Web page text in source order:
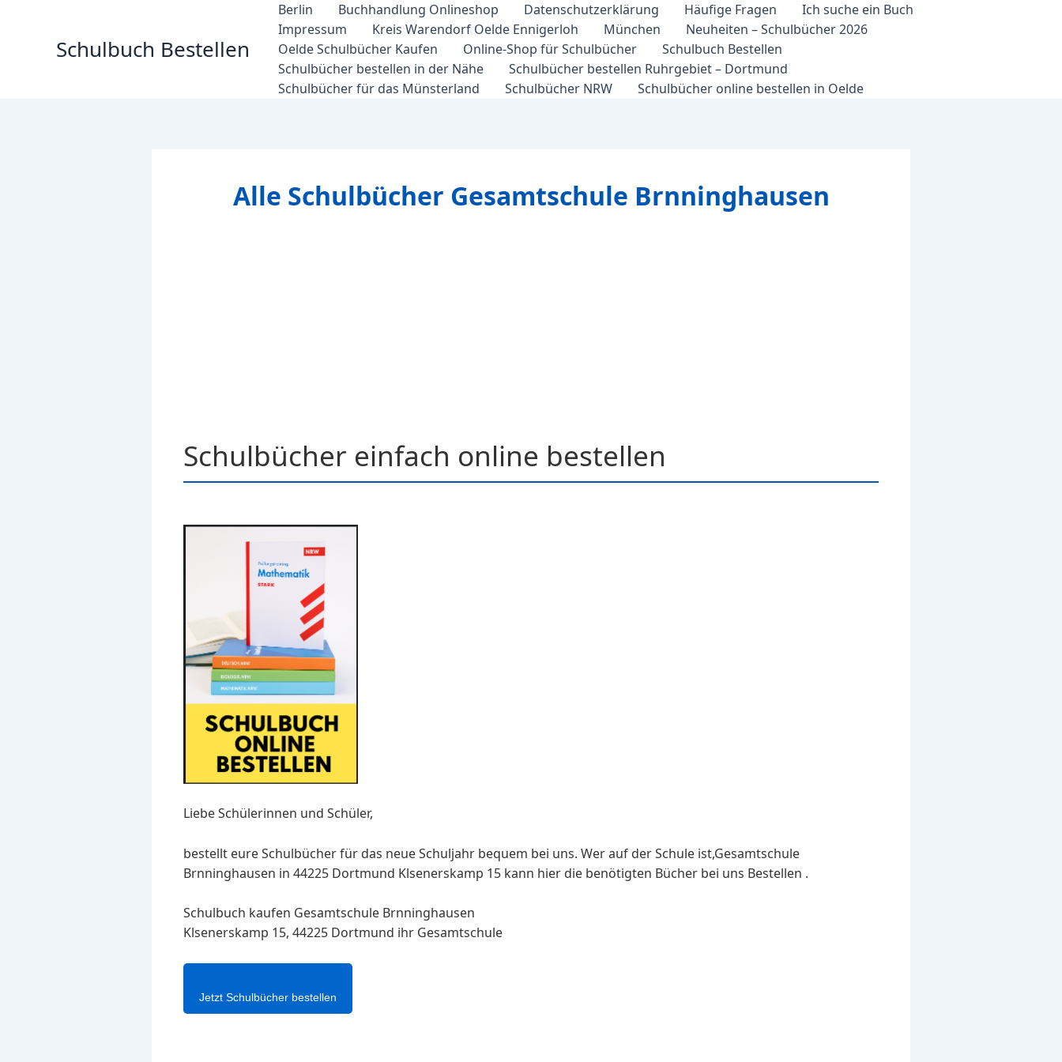
Schulbuch Bestellen
Berlin Buchhandlung Onlineshop Datenschutzerklärung Häufige Fragen
Ich suche ein Buch
Impressum
Kreis Warendorf Oelde Ennigerloh München
Neuheiten – Schulbücher 2026
Oelde Schulbücher Kaufen
Online-Shop für Schulbücher
Schulbuch Bestellen
Schulbücher bestellen in der Nähe
Schulbücher bestellen Ruhrgebiet – Dortmund
Schulbücher für das Münsterland
Schulbücher NRW Schulbücher online bestellen in Oelde
Alle Schulbücher Gesamtschule Brnninghausen
Schulbücher einfach online bestellen
Liebe Schülerinnen und Schüler,
bestellt eure Schulbücher für das neue Schuljahr bequem bei uns. Wer auf der Schule ist,Gesamtschule
Brnninghausen in 44225 Dortmund Klsenerskamp 15 kann hier die benötigten Bücher bei uns Bestellen .
Schulbuch kaufen Gesamtschule Brnninghausen
Klsenerskamp 15, 44225 Dortmund ihr Gesamtschule
Jetzt Schulbücher bestellen